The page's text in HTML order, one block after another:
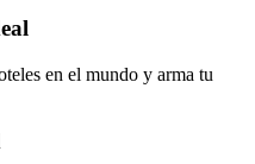
en el mundo y arma tu